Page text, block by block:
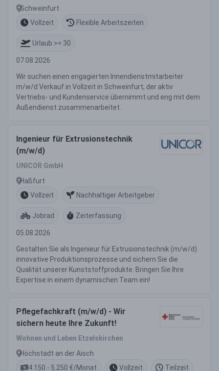
Schweinfurt
Vollzeit
Flexible Arbeitszeiten
Urlaub >= 30
07.08.2026
Wir suchen einen engagierten Innendienstmitarbeiter
m/w/d Verkauf in Vollzeit in Schweinfurt, der aktiv
Vertriebs- und Kundenservice übernimmt und eng mit dem
Außendienst zusammenarbeitet.
Ingenieur für Extrusionstechnik
(m/w/d)
UNICOR GmbH
Haßfurt
Vollzeit
Nachhaltiger Arbeitgeber
Jobrad Zeiterfassung
05.08.2026
Gestalten Sie als Ingenieur für Extrusionstechnik (m/w/d)
innovative Produktionsprozesse und sichern Sie die
Qualität unserer Kunststoffprodukte. Bringen Sie Ihre
Expertise in einem dynamischen Team ein!
Pflegefachkraft (m/w/d) - Wir
sichern heute Ihre Zukunft!
Wohnen und Leben Etzelskirchen
Höchstadt an der Aisch
4.150 - 5.250 €/Monat
Vollzeit Teilzeit